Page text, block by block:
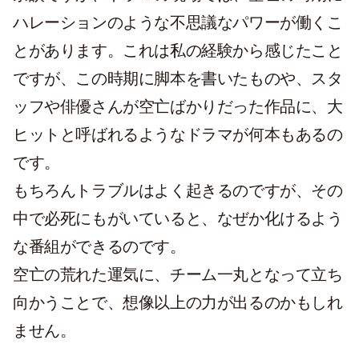
ハレーションのような不思議なパワーが働くこ
とがあります。これは私の経験から感じたこと
ですが、この時期に脚本を書いたものや、スタ
ッフや俳優さんが空亡ばかりだった作品に、大
ヒットと呼ばれるようなドラマが何本もあるの
です。
もちろんトラブルはよく起きるのですが、その
中で必死にもがいていると、なぜか化けるよう
な番組ができるのです。
空亡の荒れた運気に、チーム一丸となって立ち
向かうことで、想像以上の力が出るのかもしれ
ません。